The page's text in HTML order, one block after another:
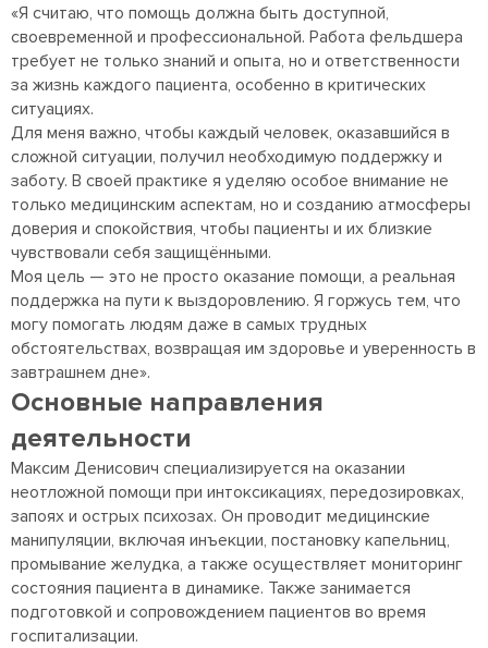
«Я считаю, что помощь должна быть доступной,
своевременной и профессиональной. Работа фельдшера
требует не только знаний и опыта, но и ответственности
за жизнь каждого пациента, особенно в критических
ситуациях.
Для меня важно, чтобы каждый человек, оказавшийся в
сложной ситуации, получил необходимую поддержку и
заботу. В своей практике я уделяю особое внимание не
только медицинским аспектам, но и созданию атмосферы
доверия и спокойствия, чтобы пациенты и их близкие
чувствовали себя защищёнными.
Моя цель — это не просто оказание помощи, а реальная
поддержка на пути к выздоровлению. Я горжусь тем, что
могу помогать людям даже в самых трудных
обстоятельствах, возвращая им здоровье и уверенность в
завтрашнем дне».
Основные направления
деятельности
Максим Денисович специализируется на оказании
неотложной помощи при интоксикациях, передозировках,
запоях и острых психозах. Он проводит медицинские
манипуляции, включая инъекции, постановку капельниц,
промывание желудка, а также осуществляет мониторинг
состояния пациента в динамике. Также занимается
подготовкой и сопровождением пациентов во время
госпитализации.